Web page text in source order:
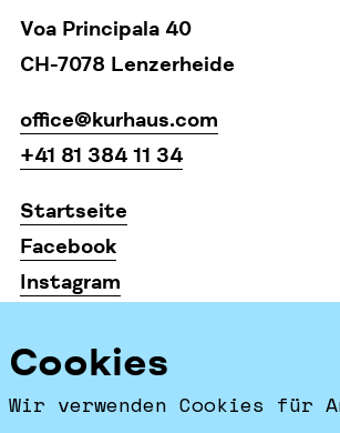
Voa Principala 40
CH-7078 Lenzerheide
office@kurhaus.com
+41 81 384 11 34
Startseite
Facebook
Instagram
Impressum & Datenschutz
AGB
Cookies
Wir verwenden Cookies für